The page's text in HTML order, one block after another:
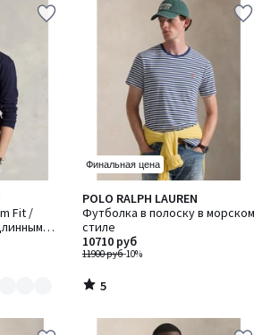
Fit /
Финальная цена
POLO RALPH LAUREN
Футболка в полоску в морском
стиле
11900 руб-10%
10710 руб
5
/
5
5
/